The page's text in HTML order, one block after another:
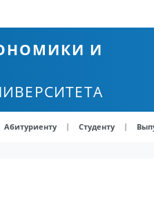
И
Абитуриенту | Студенту |